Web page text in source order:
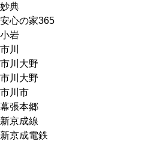
妙典
安心の家365
小岩
市川
市川大野
市川大野
市川市
幕張本郷
新京成線
新京成電鉄